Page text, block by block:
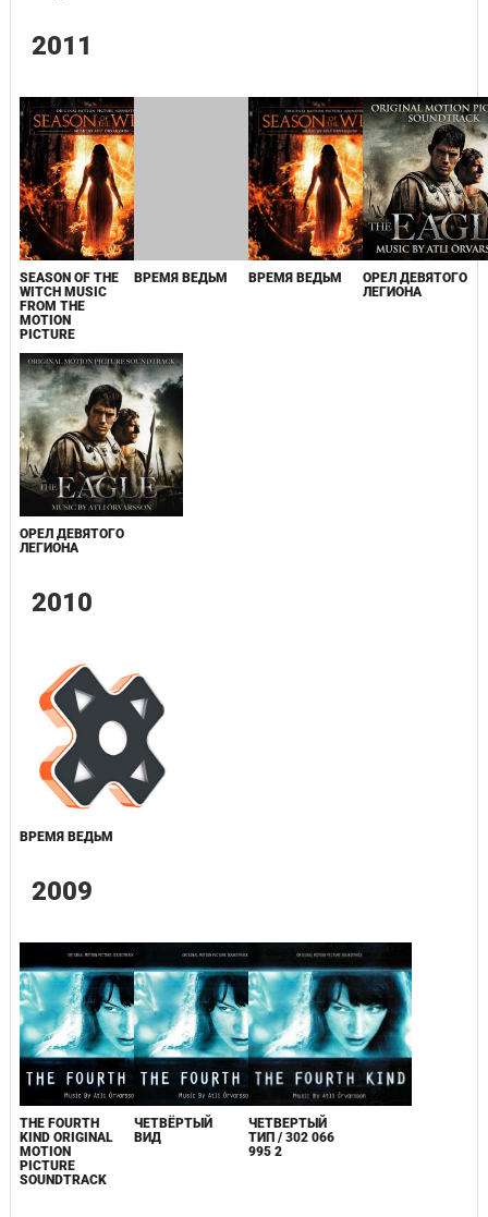
2011
SEASON OF THE
WITCH MUSIC
FROM THE
MOTION
PICTURE
ВРЕМЯ ВЕДЬМ ВРЕМЯ ВЕДЬМ
ОРЕЛ ДЕВЯТОГО
ЛЕГИОНА
ОРЕЛ ДЕВЯТОГО
ЛЕГИОНА
2010
ВРЕМЯ ВЕДЬМ
2009
THE FOURTH
KIND ORIGINAL
MOTION
PICTURE
SOUNDTRACK
ЧЕТВЁРТЫЙ
ВИД
ЧЕТВЕРТЫЙ
ТИП / 302 066
995 2